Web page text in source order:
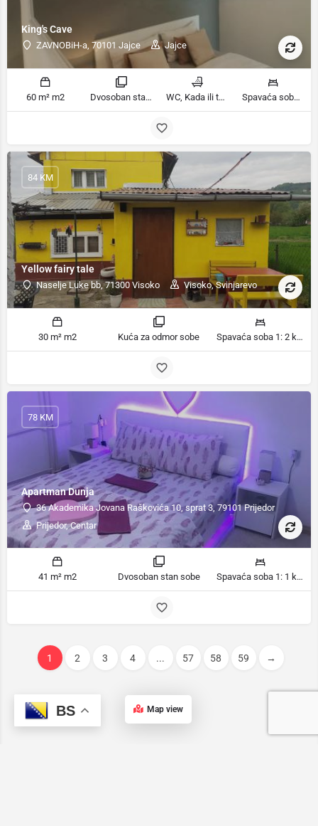
King's Cave
ZAVNOBiH-a, 70101 Jajce Jajce
60 m² m2 Dvosoban stan sobe WC, Kada ili tuš kupatila Spavaća soba 1: 1 francuski bračni krevet | Spavaća soba 2: 2 kreveta za jednu osobu | Dnevni boravak: 1 kauč na razvlačenje ležaja
Yellow fairy tale
Naselje Luke bb, 71300 Visoko Visoko, Svinjarevo
84 KM
30 m² m2 Kuća za odmor sobe Spavaća soba 1: 2 kreveta za jednu osobu | Spavaća soba 2: 2 kreveta za jednu osobu | Dnevni boravak: 1 kauč na razvlačenje ležaja
Apartman Dunja
36 Akademika Jovana Raškovića 10, sprat 3, 79101 Prijedor
Prijedor, Centar
78 KM
41 m² m2 Dvosoban stan sobe Spavaća soba 1: 1 kauč na razvlačenje | Spavaća soba 2: 1 bračni krevet ležaja
1 2 3 4 ... 57 58 59 →
Map view
BS